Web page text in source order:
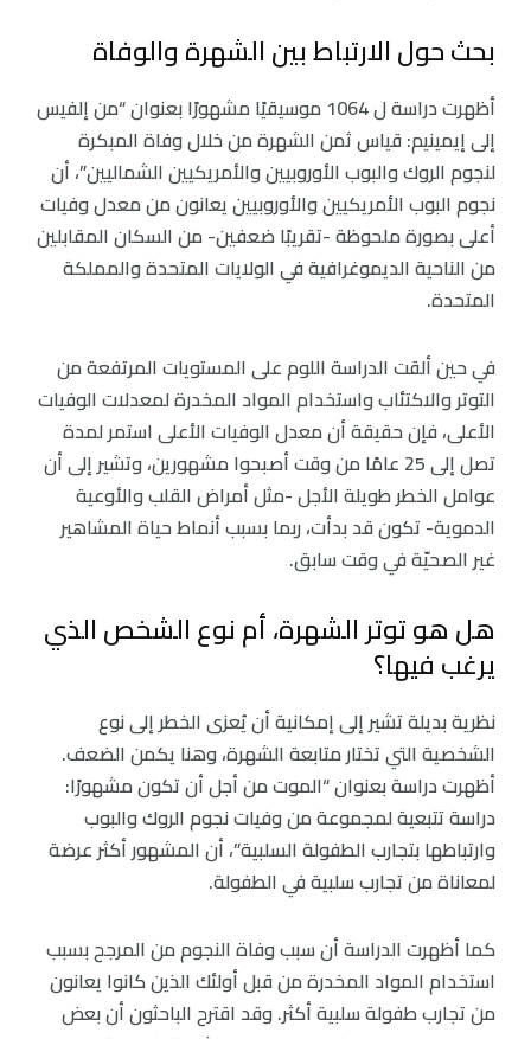
بحث حول الارتباط بين الشهرة والوفاة
أظهرت دراسة ل 1064 موسيقيًا مشهورًا بعنوان “من إلفيس
إلى إيمينيم: قياس ثمن الشهرة من خلال وفاة المبكرة
لنجوم الروك والبوب الأوروبيين والأمريكيين الشماليين”، أن
نجوم البوب الأمريكيين والأوروبيين يعانون من معدل وفيات
أعلى بصورة ملحوظة -تقريبًا ضعفين- من السكان المقابلين
من الناحية الديموغرافية في الولايات المتحدة والمملكة
المتحدة.
في حين ألقت الدراسة اللوم على المستويات المرتفعة من
التوتر والاكتئاب واستخدام المواد المخدرة لمعدلات الوفيات
الأعلى، فإن حقيقة أن معدل الوفيات الأعلى استمر لمدة
تصل إلى 25 عامًا من وقت أصبحوا مشهورين، وتشير إلى أن
عوامل الخطر طويلة الأجل -مثل أمراض القلب والأوعية
الدموية- تكون قد بدأت، ربما بسبب أنماط حياة المشاهير
غير الصحيّة في وقت سابق.
هل هو توتر الشهرة، أم نوع الشخص الذي
يرغب فيها؟
نظرية بديلة تشير إلى إمكانية أن يُعزى الخطر إلى نوع
الشخصية التي تختار متابعة الشهرة، وهنا يكمن الضعف.
أظهرت دراسة بعنوان “الموت من أجل أن تكون مشهورًا:
دراسة تتبعية لمجموعة من وفيات نجوم الروك والبوب
وارتباطها بتجارب الطفولة السلبية”، أن المشهور أكثر عرضة
لمعاناة من تجارب سلبية في الطفولة.
كما أظهرت الدراسة أن سبب وفاة النجوم من المرجح بسبب
استخدام المواد المخدرة من قبل أولئك الذين كانوا يعانون
من تجارب طفولة سلبية أكثر. وقد اقترح الباحثون أن بعض